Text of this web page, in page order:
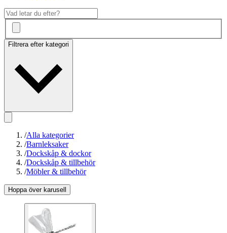
Filtrera efter kategori
/Alla kategorier
/Barnleksaker
/Dockskåp & dockor
/Dockskåp & tillbehör
/Möbler & tillbehör
Hoppa över karusell